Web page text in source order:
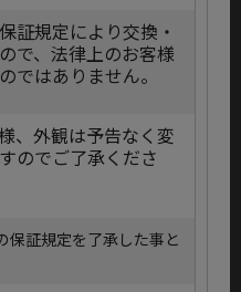
証規定により交換・
で、法律上のお客様
ではありません。
、外観は予告なく変
のでご了承くださ
保証規定を了承した事と